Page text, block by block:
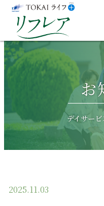
トピックス
デイサービス
ショートステイ
有料老人ホーム
お
デイサー
2025.11.03